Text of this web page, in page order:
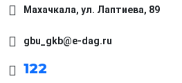
Махачкала, ​ул. Лаптиева, 89
gbu_gkb@e-dag.ru
122